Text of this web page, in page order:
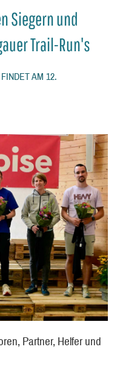
Siegern und
Trail-Run's
AM 12.
Partner, Helfer und